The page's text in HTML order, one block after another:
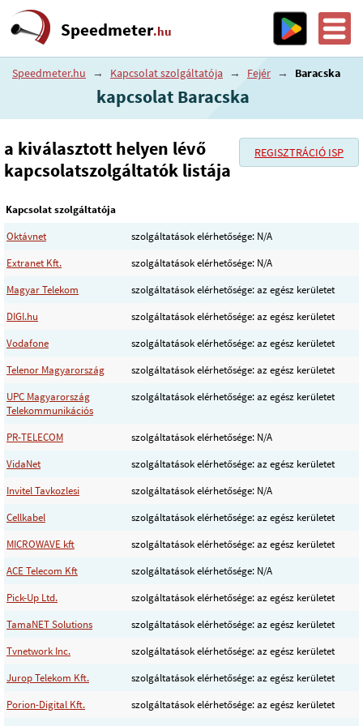
Speedmeter.hu
Speedmeter.hu → Kapcsolat szolgáltatója → Fejér → Baracska
kapcsolat Baracska
REGISZTRÁCIÓ ISP
a kiválasztott helyen lévő
kapcsolatszolgáltatók listája
Kapcsolat szolgáltatója
Oktávnet
szolgáltatások elérhetősége: N/A
Extranet Kft.
szolgáltatások elérhetősége: N/A
Magyar Telekom
szolgáltatások elérhetősége: az egész kerületet
DIGI.hu
szolgáltatások elérhetősége: az egész kerületet
Vodafone
szolgáltatások elérhetősége: az egész kerületet
Telenor Magyarország
szolgáltatások elérhetősége: az egész kerületet
UPC Magyarország
Telekommunikációs
szolgáltatások elérhetősége: az egész kerületet
PR-TELECOM
szolgáltatások elérhetősége: N/A
VidaNet
szolgáltatások elérhetősége: az egész kerületet
Invitel Tavkozlesi
szolgáltatások elérhetősége: N/A
Cellkabel
szolgáltatások elérhetősége: az egész kerületet
MICROWAVE kft
szolgáltatások elérhetősége: az egész kerületet
ACE Telecom Kft
szolgáltatások elérhetősége: N/A
Pick-Up Ltd.
szolgáltatások elérhetősége: az egész kerületet
TamaNET Solutions
szolgáltatások elérhetősége: az egész kerületet
Tvnetwork Inc.
szolgáltatások elérhetősége: az egész kerületet
Jurop Telekom Kft.
szolgáltatások elérhetősége: az egész kerületet
Porion-Digital Kft.
szolgáltatások elérhetősége: az egész kerületet